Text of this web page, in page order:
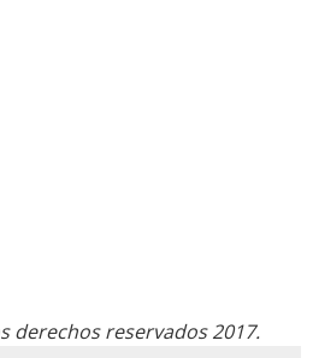
derechos reservados 2017.